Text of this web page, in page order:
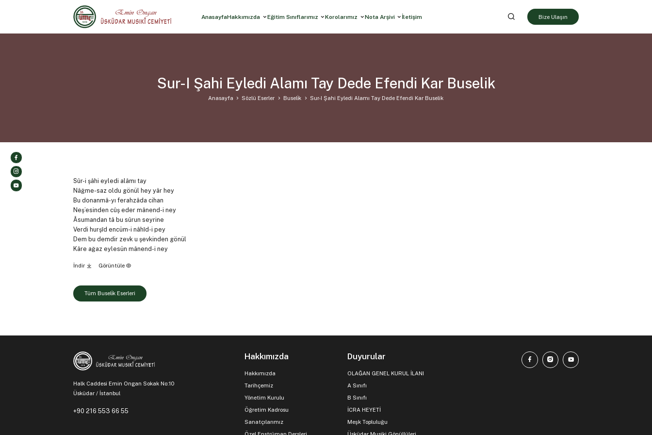
AnasayfaHakkımızda Eğitim Sınıflarımız Korolarımız Nota Arşivi İletişim Bize Ulaşın
Sur-I Şahi Eyledi Alamı Tay Dede Efendi Kar Buselik
Anasayfa Sözlü Eserler Buseli̇k Sur-I Şahi Eyledi Alamı Tay Dede Efendi Kar Buselik
Sûr-i şâhi eyledi alâmı tay
Nâğme-saz oldu gönül hey yâr hey
Bu donanmâ-yı ferahzâda cihan
Neş’esinden cûş eder mânend-i ney
Âsumandan tâ bu sûrun seyrine
Verdi hurşîd encüm-i nâhîd-i pey
Dem bu demdir zevk u şevkinden gönül
Kâre ağaz eylesün mânend-i ney
İndir Görüntüle
Tüm Buseli̇k Eserleri
Halk Caddesi Emin Ongan Sokak No:10
Üsküdar / İstanbul
+90 216 553 66 55
Hakkımızda
Hakkımızda
Tarihçemiz
Yönetim Kurulu
Öğretim Kadrosu
Sanatçılarımız
Duyurular
OLAĞAN GENEL KURUL İLANI
A Sınıfı
B Sınıfı
İCRA HEYETİ
Meşk Topluluğu